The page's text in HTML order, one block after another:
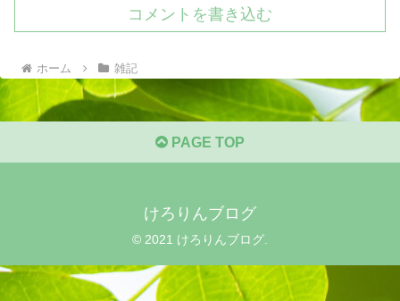
コメントを書き込む
ホーム 雑記
PAGE TOP
けろりんブログ
© 2021 けろりんブログ.